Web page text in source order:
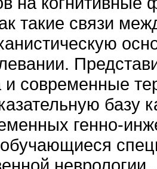
такие связи
современные
базу
генно-
обучающиеся